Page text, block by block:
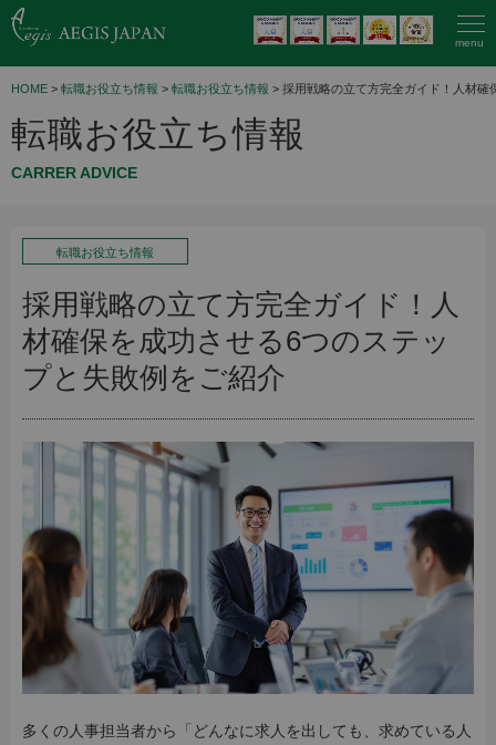
menu
HOME > 転職お役立ち情報 > 転職お役立ち情報 > 採用戦略の立て方完全ガイド！人材
転職お役立ち情報
CARRER ADVICE
転職お役立ち情報
採用戦略の立て方完全ガイド！人
材確保を成功させる6つのステッ
プと失敗例をご紹介
多くの人事担当者から「どんなに求人を出しても、求めている人